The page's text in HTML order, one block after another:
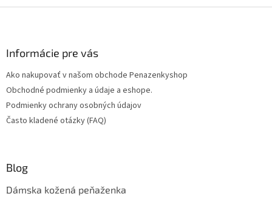
Informácie pre vás
Ako nakupovať v našom obchode Penazenkyshop
Obchodné podmienky a údaje a eshope.
Podmienky ochrany osobných údajov
Často kladené otázky (FAQ)
Blog
Dámska kožená peňaženka